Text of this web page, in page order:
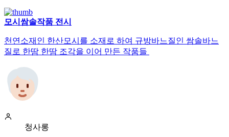
모시쌈솔작품 전시
천연소재인 한산모시를 소재로 하여 규방바느질인 쌈솔바느
질로 한땀 한땀 조각을 이어 만든 작품들
청사롱